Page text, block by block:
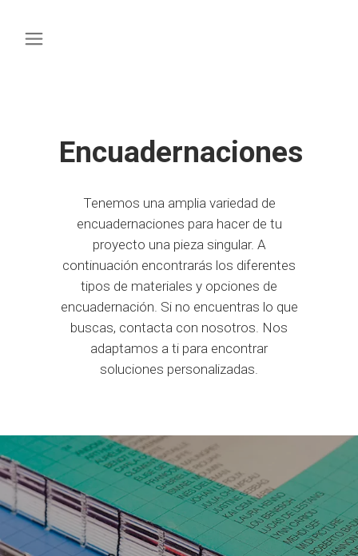
Encuadernaciones
Tenemos una amplia variedad de
encuadernaciones para hacer de tu
proyecto una pieza singular. A
continuación encontrarás los diferentes
tipos de materiales y opciones de
encuadernación. Si no encuentras lo que
buscas, contacta con nosotros. Nos
adaptamos a ti para encontrar
soluciones personalizadas.